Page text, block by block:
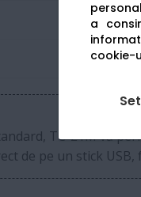
a
cookie-
TC-21M vă
de pe un stick